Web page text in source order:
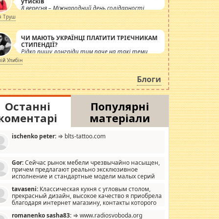
8 вересня – Міжнародний день солідарності
журналістів.
Труш
ЧИ МАЮТЬ УКРАЇНЦІ ПЛАТИТИ ТРІЄЧНИКАМ
СТИПЕНДІЇ?
Рідко пишу лонгріди тим паче на такі теми,
але вже просто дістало! Обурюють сьогоднішні
інсенуації навколо стипендіального питання.
Штучно роздувається ще одна соціальна
катастрофа.
Улибін
Блоги
Останні
Популярні
матеріали
ischenko peter: ⇒ blts-tattoo.com
Gor:Сейчас рынок мебели чрезвычайно насыщен,
причем предлагают реально эксклюзивное
исполнение и стандартные модели малых серий
мало походит на стандартные формы, в MebelOk,
и что главное - со вкусом все в порядке,
ненужных наворотов удорожающих мебель, а это не
tavaseni: Классическая кухня с угловым столом,
прекрасный дизайн, высокое качество я приобрела
благодаря интернет магазину, контакты которого
romanenko sasha83: ⇒ www.radiosvoboda.org